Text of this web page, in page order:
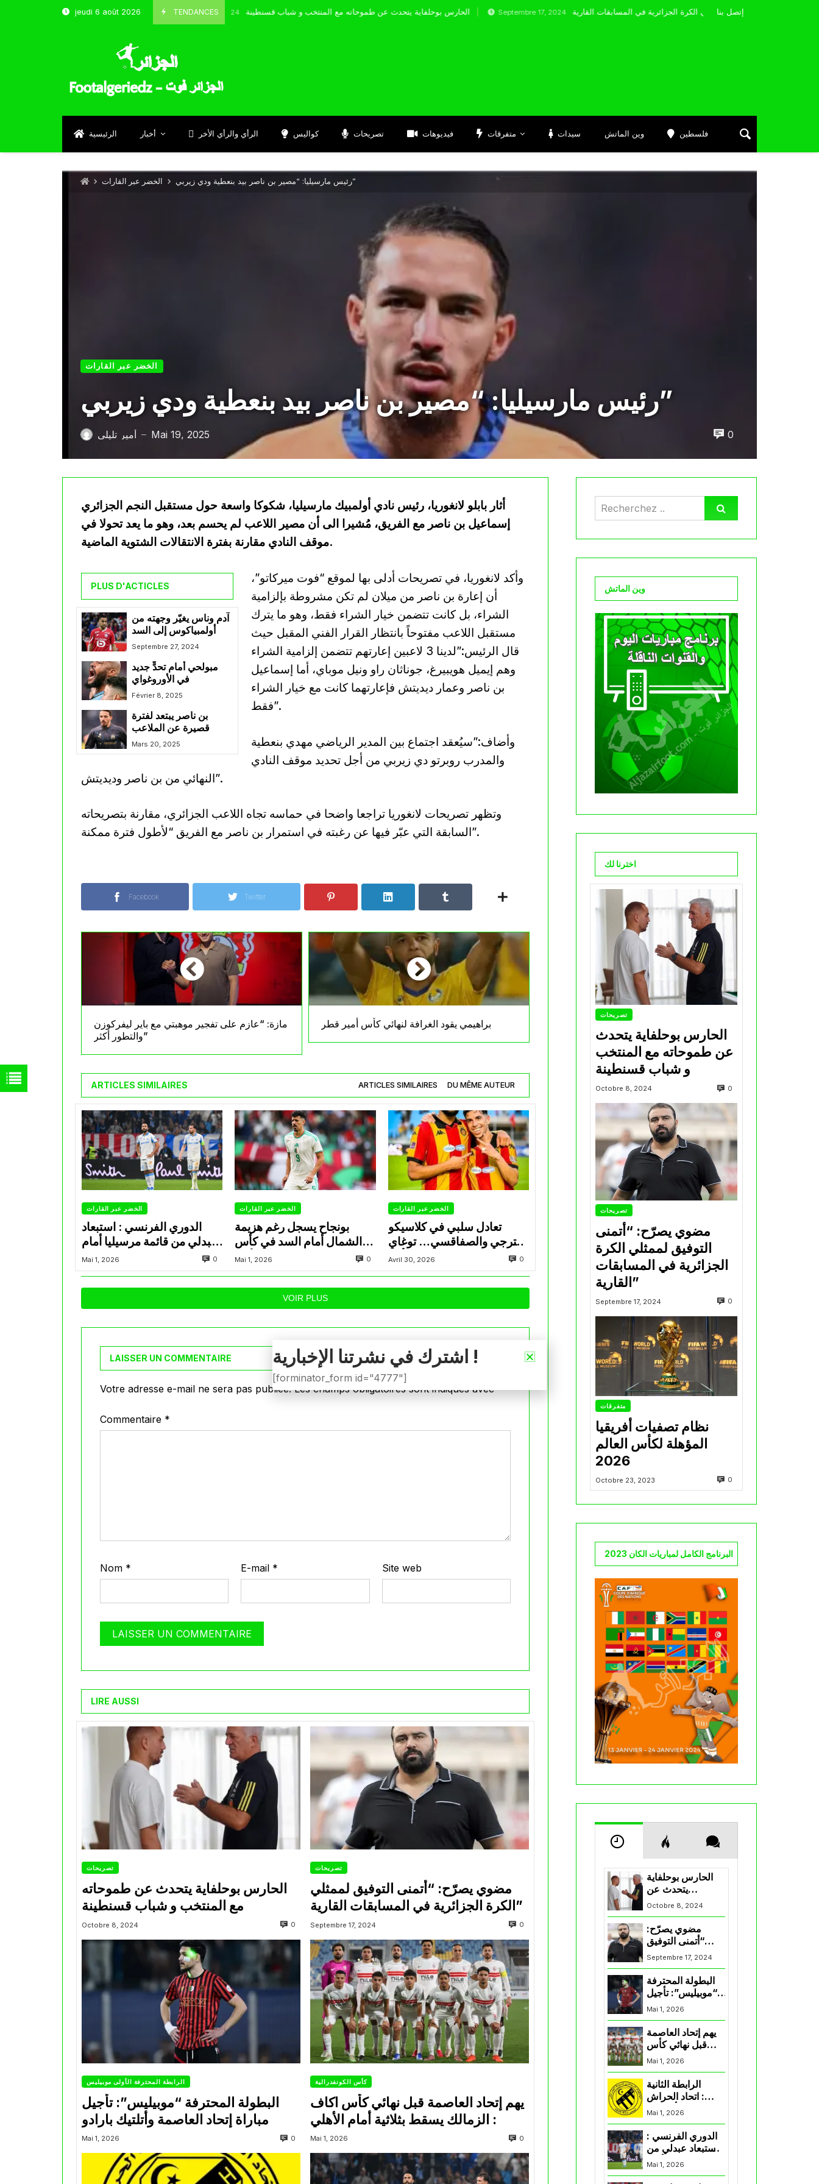
jeudi 6 août 2026 TENDANCES
Octobre 8, 2024 الحارس بوحلفاية يتحدث عن طموحاته مع المنتخب و شباب قسنطينة Septembre 17, 2024 إتصل بنا
الرئيسية أخبار الرأي والرأي الأخر كواليس تصريحات فيديوهات متفرقات سيدات وين الماتش فلسطين
الخضر عبر القارات رئيس مارسيليا: “مصير بن ناصر بيد بنعطية ودي زيربي”
الخضر عبر القارات
رئيس مارسيليا: “مصير بن ناصر بيد بنعطية ودي زيربي”
أمير تليلي — Mai 19, 2025 0
أثار بابلو لانغوريا، رئيس نادي أولمبيك مارسيليا، شكوكا واسعة حول مستقبل النجم الجزائري
إسماعيل بن ناصر مع الفريق، مُشيرا الى أن مصير اللاعب لم يحسم بعد، وهو ما يعد تحولا في
موقف النادي مقارنة بفترة الانتقالات الشتوية الماضية.
PLUS D'ACTICLES
آدم وناس يغيّر وجهته من
أولمبياكوس إلى السد
Septembre 27, 2024
مبولحي أمام تحدٍّ جديد
في الأوروغواي
Février 8, 2025
بن ناصر يبتعد لفترة
قصيرة عن الملاعب
Mars 20, 2025
وأكد لانغوريا، في تصريحات أدلى بها لموقع “فوت ميركاتو”،
أن إعارة بن ناصر من ميلان لم تكن مشروطة بإلزامية
الشراء، بل كانت تتضمن خيار الشراء فقط، وهو ما يترك
مستقبل اللاعب مفتوحاً بانتظار القرار الفني المقبل حيث
قال الرئيس:”لدينا 3 لاعبين إعارتهم تتضمن إلزامية الشراء
وهم إيميل هويبيرغ، جوناثان راو ونيل موباي، أما إسماعيل
بن ناصر وعمار ديديتش فإعارتهما كانت مع خيار الشراء
فقط”.
وأضاف:”سيُعقد اجتماع بين المدير الرياضي مهدي بنعطية
والمدرب روبرتو دي زيربي من أجل تحديد موقف النادي
النهائي من بن ناصر وديديتش”.
وتظهر تصريحات لانغوريا تراجعا واضحا في حماسه تجاه اللاعب الجزائري، مقارنة بتصريحاته
السابقة التي عبّر فيها عن رغبته في استمرار بن ناصر مع الفريق “لأطول فترة ممكنة”.
Facebook Twitter
مازة: “عازم على تفجير موهبتي مع باير ليفركوزن
والتطور أكثر”
براهيمي يقود الغرافة لنهائي كأس أمير قطر
ARTICLES SIMILAIRES ARTICLES SIMILAIRES DU MÊME AUTEUR
الخضر عبر القارات
الدوري الفرنسي : استبعاد
عبدلي من قائمة مرسيليا أمام
نانت
Mai 1, 2026 0
الخضر عبر القارات
بونجاح يسجل رغم هزيمة
الشمال أمام السد في كأس
الأمير
Mai 1, 2026 0
الخضر عبر القارات
تعادل سلبي في كلاسيكو
الترجي والصفاقسي… توغاي
يهدر ركلة جزاء وبوعالية يتألق
Avril 30, 2026 0
VOIR PLUS
LAISSER UN COMMENTAIRE
Votre adresse e-mail ne sera pas publiée. Les champs obligatoires sont indiqués avec*
Commentaire *
Nom * E-mail * Site web
LIRE AUSSI
تصريحات
الحارس بوحلفاية يتحدث عن طموحاته
مع المنتخب و شباب قسنطينة
Octobre 8, 2024 0
تصريحات
مضوي يصرّح: “أتمنى التوفيق لممثلي
الكرة الجزائرية في المسابقات القارية”
Septembre 17, 2024 0
الرابطة المحترفة الأولى موبيليس
البطولة المحترفة “موبيليس”: تأجيل
مباراة إتحاد العاصمة وأتلتيك بارادو
Mai 1, 2026 0
كأس الكونفدرالية
يهم إتحاد العاصمة قبل نهائي كأس اكاف
Mai 1, 2026 0
وين الماتش
اخترنا لك
تصريحات
الحارس بوحلفاية يتحدث
عن طموحاته مع المنتخب
و شباب قسنطينة
Octobre 8, 2024 0
تصريحات
مضوي يصرّح: “أتمنى
التوفيق لممثلي الكرة
الجزائرية في المسابقات
القارية”
Septembre 17, 2024 0
متفرقات
نظام تصفيات أفريقيا
المؤهلة لكأس العالم
2026
Octobre 23, 2023 0
البرنامج الكامل لمباريات الكان 2023
الحارس بوحلفاية
يتحدث عن
طموحاته مع
المنتخب و شباب
قسنطينة
Octobre 8, 2024
مضوي يصرّح:
“أتمنى التوفيق
لممثلي الكرة
الجزائرية في
Septembre 17, 2024
البطولة المحترفة
“موبيليس”: تأجيل
مباراة إتحاد
العاصمة وأتلتيك
بارادو
Mai 1, 2026
يهم إتحاد العاصمة
قبل نهائي كأس
اكاف : الزمالك
يسقط بثلاثية أمام
Mai 1, 2026
الرابطة الثانية
: اتحاد الحراش
يحسم التأهل إلى
“البلاي أوف”
Mai 1, 2026
الدوري الفرنسي :
استبعاد عبدلي من
قائمة مرسيليا أمام
Mai 1, 2026
اشترك في نشرتنا الإخبارية !
[forminator_form id="4777"]